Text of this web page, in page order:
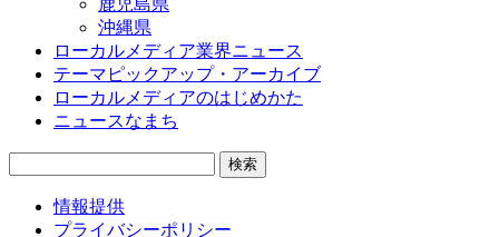
沖縄県
ローカルメディア業界ニュース
テーマピックアップ・アーカイブ
ローカルメディアのはじめかた
ニュースなまち
情報提供
プライバシーポリシー